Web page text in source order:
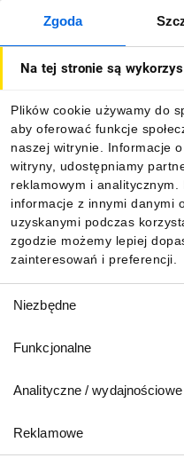
Zgoda
Na tej stronie są
Plików cookie używamy do
aby oferować funkcje
naszej witrynie. Informacje
witryny, udostępniamy
reklamowym i analitycznym.
informacje z innymi danymi
uzyskanymi podczas
zgodzie możemy lepiej
zainteresowań i preferencji.
zgody
Niezbędne
Funkcjonalne
Analityczne / wydajnościowe
Reklamowe
O firmie
Informacje
Pobierz